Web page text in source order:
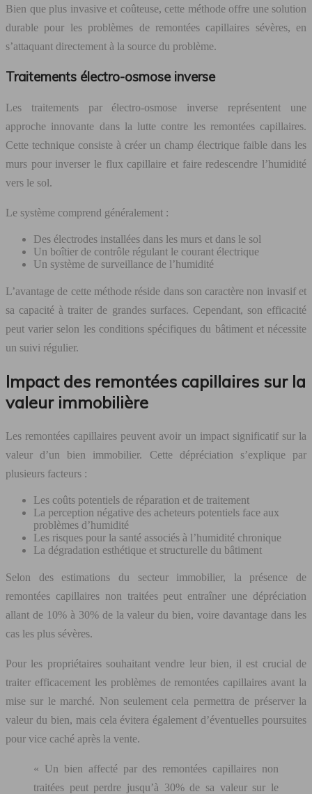
Bien que plus invasive et coûteuse, cette méthode offre une solution
durable pour les problèmes de remontées capillaires sévères, en
s’attaquant directement à la source du problème.
Traitements électro-osmose inverse
Les traitements par électro-osmose inverse représentent une
approche innovante dans la lutte contre les remontées capillaires.
Cette technique consiste à créer un champ électrique faible dans les
murs pour inverser le flux capillaire et faire redescendre l’humidité
vers le sol.
Le système comprend généralement :
Des électrodes installées dans les murs et dans le sol
Un boîtier de contrôle régulant le courant électrique
Un système de surveillance de l’humidité
L’avantage de cette méthode réside dans son caractère non invasif et
sa capacité à traiter de grandes surfaces. Cependant, son efficacité
peut varier selon les conditions spécifiques du bâtiment et nécessite
un suivi régulier.
Impact des remontées capillaires sur la
valeur immobilière
Les remontées capillaires peuvent avoir un impact significatif sur la
valeur d’un bien immobilier. Cette dépréciation s’explique par
plusieurs facteurs :
Les coûts potentiels de réparation et de traitement
La perception négative des acheteurs potentiels face aux
problèmes d’humidité
Les risques pour la santé associés à l’humidité chronique
La dégradation esthétique et structurelle du bâtiment
Selon des estimations du secteur immobilier, la présence de
remontées capillaires non traitées peut entraîner une dépréciation
allant de 10% à 30% de la valeur du bien, voire davantage dans les
cas les plus sévères.
Pour les propriétaires souhaitant vendre leur bien, il est crucial de
traiter efficacement les problèmes de remontées capillaires avant la
mise sur le marché. Non seulement cela permettra de préserver la
valeur du bien, mais cela évitera également d’éventuelles poursuites
pour vice caché après la vente.
« Un bien affecté par des remontées capillaires non
traitées peut perdre jusqu’à 30% de sa valeur sur le